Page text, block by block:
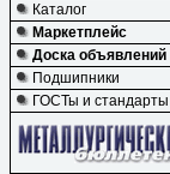
Каталог
Маркетплейс
Доска объявлений
Подшипники
ГОСТы и стандарты